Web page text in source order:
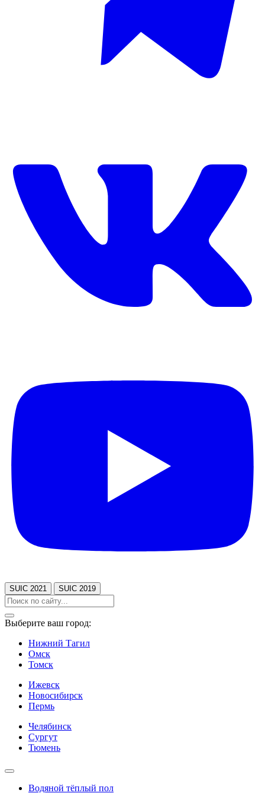
SUIC 2021 SUIC 2019
Выберите ваш город:
Нижний Тагил
Омск
Томск
Ижевск
Новосибирск
Пермь
Челябинск
Сургут
Тюмень
Водяной тёплый пол